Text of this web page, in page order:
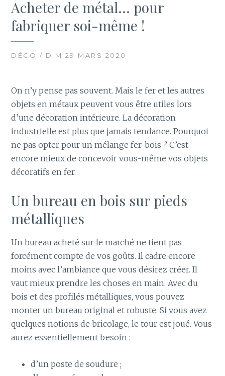
Acheter de métal… pour
fabriquer soi-même !
DÉCO / DIM 29 MARS 2020
On n’y pense pas souvent. Mais le fer et les autres
objets en métaux peuvent vous être utiles lors
d’une décoration intérieure. La décoration
industrielle est plus que jamais tendance. Pourquoi
ne pas opter pour un mélange fer-bois ? C’est
encore mieux de concevoir vous-même vos objets
décoratifs en fer.
Un bureau en bois sur pieds
métalliques
Un bureau acheté sur le marché ne tient pas
forcément compte de vos goûts. Il cadre encore
moins avec l’ambiance que vous désirez créer. Il
vaut mieux prendre les choses en main. Avec du
bois et des profilés métalliques, vous pouvez
monter un bureau original et robuste. Si vous avez
quelques notions de bricolage, le tour est joué. Vous
aurez essentiellement besoin :
d’un poste de soudure ;